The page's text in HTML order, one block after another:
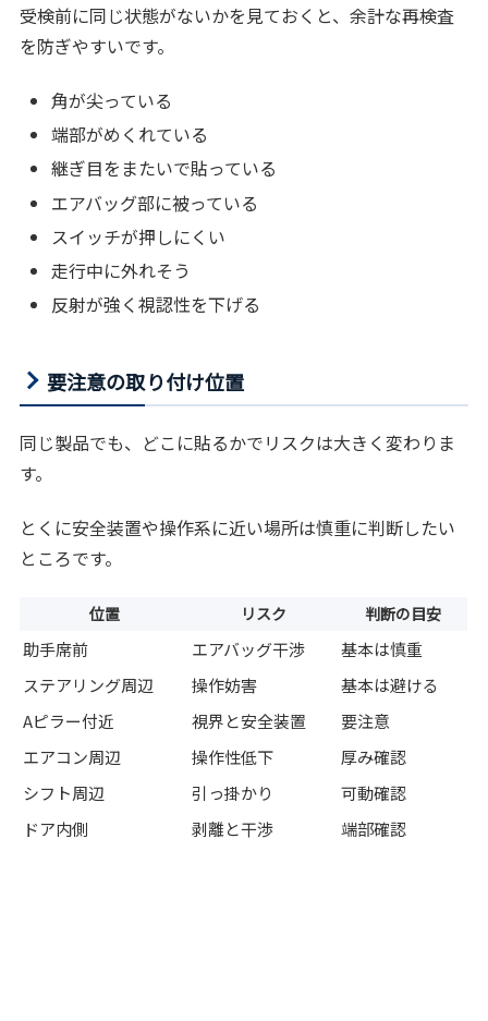
受検前に同じ状態がないかを見ておくと、余計な再検査
を防ぎやすいです。
角が尖っている
端部がめくれている
継ぎ目をまたいで貼っている
エアバッグ部に被っている
スイッチが押しにくい
走行中に外れそう
反射が強く視認性を下げる
要注意の取り付け位置
同じ製品でも、どこに貼るかでリスクは大きく変わりま
す。
とくに安全装置や操作系に近い場所は慎重に判断したい
ところです。
位置 リスク 判断の目安
助手席前 エアバッグ干渉
基本は慎重
ステアリング周辺
操作妨害
基本は避ける
Aピラー付近
視界と安全装置
要注意
エアコン周辺
操作性低下
厚み確認
シフト周辺
引っ掛かり
可動確認
ドア内側
剥離と干渉 端部確認